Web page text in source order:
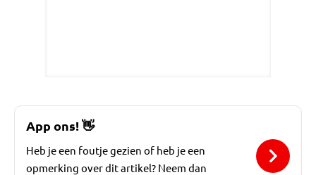
App ons!👋
Heb je een foutje gezien of heb je een
opmerking over dit artikel? Neem dan